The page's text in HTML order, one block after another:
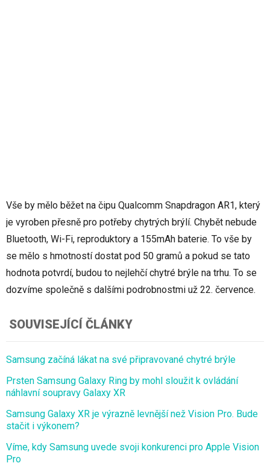
Vše by mělo běžet na čipu Qualcomm Snapdragon AR1, který
je vyroben přesně pro potřeby chytrých brýlí. Chybět nebude
Bluetooth, Wi-Fi, reproduktory a 155mAh baterie. To vše by
se mělo s hmotností dostat pod 50 gramů a pokud se tato
hodnota potvrdí, budou to nejlehčí chytré brýle na trhu. To se
dozvíme společně s dalšími podrobnostmi už 22. července.
SOUVISEJÍCÍ ČLÁNKY
Samsung začíná lákat na své připravované chytré brýle
Prsten Samsung Galaxy Ring by mohl sloužit k ovládání
náhlavní soupravy Galaxy XR
Samsung Galaxy XR je výrazně levnější než Vision Pro. Bude
stačit i výkonem?
Víme, kdy Samsung uvede svoji konkurenci pro Apple Vision
Pro